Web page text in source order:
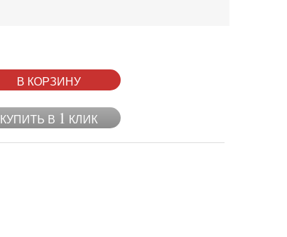
В КОРЗИНУ
КУПИТЬ В 1 КЛИК